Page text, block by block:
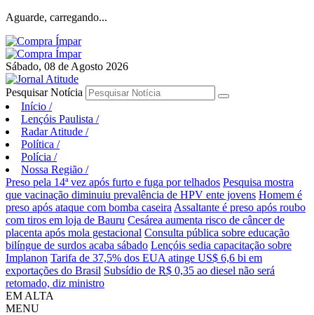
Aguarde, carregando...
Sábado, 08 de Agosto 2026
Pesquisar Notícia
Início /
Lençóis Paulista /
Radar Atitude /
Política /
Polícia /
Nossa Região /
Preso pela 14ª vez após furto e fuga por telhados Pesquisa mostra
que vacinação diminuiu prevalência de HPV ente jovens Homem é
preso após ataque com bomba caseira Assaltante é preso após roubo
com tiros em loja de Bauru Cesárea aumenta risco de câncer de
placenta após mola gestacional Consulta pública sobre educação
bilíngue de surdos acaba sábado Lençóis sedia capacitação sobre
Implanon Tarifa de 37,5% dos EUA atinge US$ 6,6 bi em
exportações do Brasil Subsídio de R$ 0,35 ao diesel não será
retomado, diz ministro
EM ALTA
MENU